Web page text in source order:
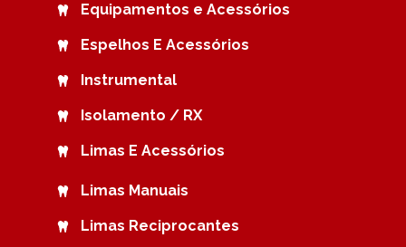
Equipamentos e Acessórios
Espelhos E Acessórios
Instrumental
Isolamento / RX
Limas E Acessórios
Limas Manuais
Limas Reciprocantes